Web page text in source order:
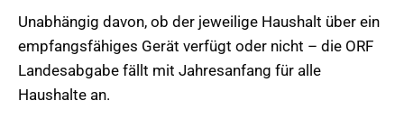
Unabhängig davon, ob der jeweilige Haushalt über ein
empfangsfähiges Gerät verfügt oder nicht – die ORF
Landesabgabe fällt mit Jahresanfang für alle
Haushalte an.